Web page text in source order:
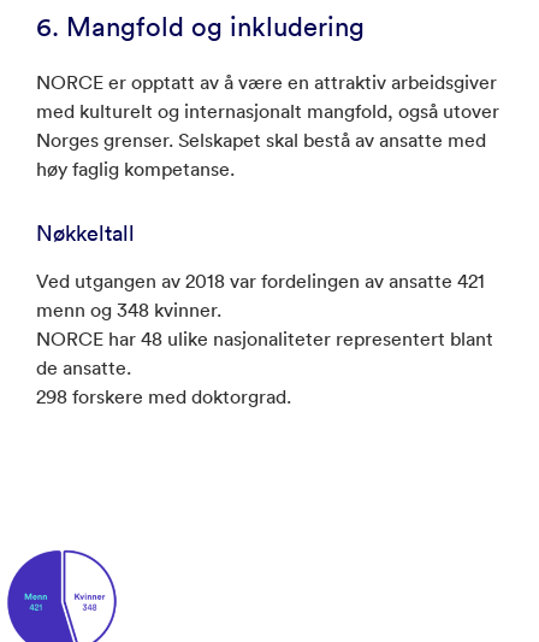
6. Mangfold og inkludering
NORCE er opptatt av å være en attraktiv arbeidsgiver
med kulturelt og internasjonalt mangfold, også utover
Norges grenser. Selskapet skal bestå av ansatte med
høy faglig kompetanse.
Nøkkeltall
Ved utgangen av 2018 var fordelingen av ansatte 421
menn og 348 kvinner.
NORCE har 48 ulike nasjonaliteter representert blant
de ansatte.
298 forskere med doktorgrad.